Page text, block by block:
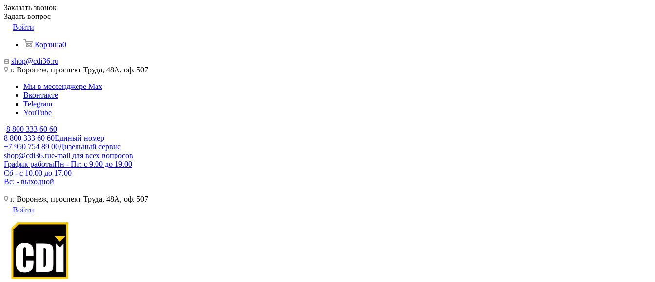
Заказать звонок
Задать вопрос
Войти
Корзина0
shop@cdi36.ru
г. Воронеж, проспект Труда, 48А, оф. 507
Мы в мессенджере Max
Вконтакте
Telegram
YouTube
8 800 333 60 60
8 800 333 60 60Единый номер
+7 950 754 89 00Дизельный сервис
shop@cdi36.rue-mail для всех вопросов
График работыПн - Пт: с 9.00 до 19.00
Сб - с 10.00 до 17.00
Вс: - выходной
г. Воронеж, проспект Труда, 48А, оф. 507
Войти